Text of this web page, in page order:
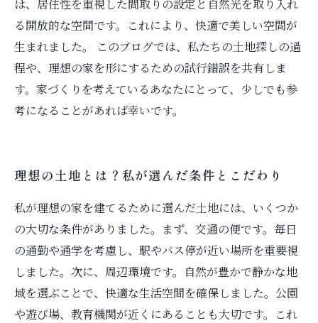
は、居住性を重視した間取りの設定と自然光を取り入れ
る開放的な空間です。これにより、快適で美しい空間が
生まれました。 このブログでは、私たちの土地探しの過
程や、理想の家を形にするための試行錯誤を共有しま
す。家づくりを考えているあなたにとって、少しでも参
考になることがあれば幸いです。
理想の土地とは？私が選んだ条件とこだわり
私が理想の家を建てるために選んだ土地には、いくつか
の大切な条件がありました。まず、交通の便です。毎日
の通勤や通学を考慮し、駅やバス停が近い場所を重要視
しました。次に、周辺環境です。自然が豊かで静かな地
域を選ぶことで、快適な生活空間を確保しました。公園
や遊び場、教育機関が近くにあることも大切です。これ